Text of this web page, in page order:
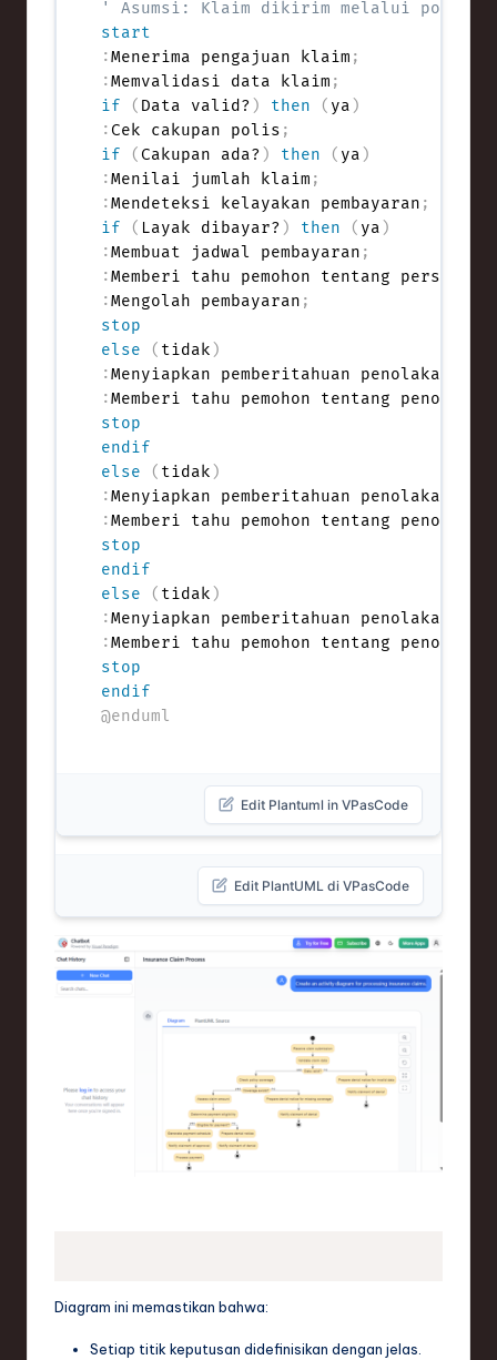
' Asumsi: Klaim dikirim melalui
start
:Menerima pengajuan klaim ;
:Memvalidasi data klaim ;
if
( Data valid? ) then ( ya )
: Cek cakupan polis ;
if
( Cakupan ada? ) then ( ya )
:Menilai jumlah klaim ;
:Mendeteksi kelayakan pembayaran ;
if
( Layak dibayar? ) then ( ya )
:Membuat jadwal pembayaran ;
:Memberi tahu pemohon tentang
:Mengolah pembayaran ;
stop
else
( tidak )
:Menyiapkan pemberitahuan penolakan
:Memberi tahu pemohon tentang penolakan
stop
endif
else
( tidak )
:Menyiapkan pemberitahuan penolakan
:Memberi tahu pemohon tentang penolakan
stop
endif
else
( tidak )
:Menyiapkan pemberitahuan penolakan
:Memberi tahu pemohon tentang penolakan
stop
endif
@enduml
Edit Plantuml in VPasCode
Edit PlantUML di VPasCode
Diagram ini memastikan bahwa:
Setiap titik keputusan didefinisikan dengan jelas.